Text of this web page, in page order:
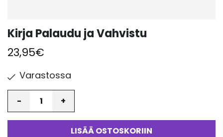
Kirja Palaudu ja Vahvistu
23,95€
Varastossa
LISÄÄ OSTOSKORIIN